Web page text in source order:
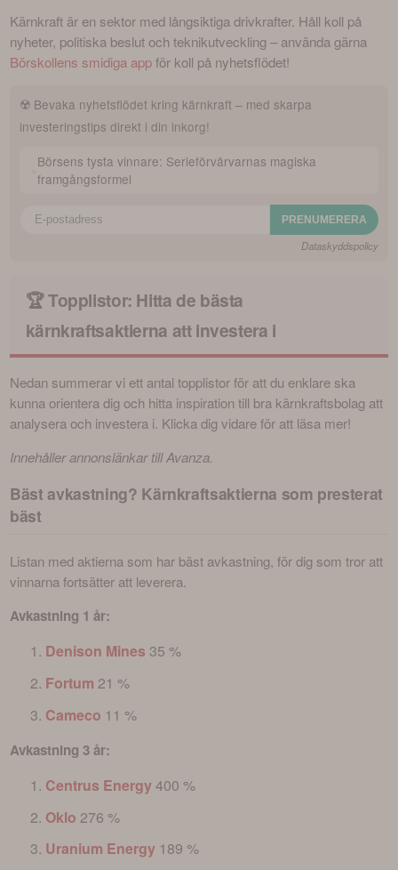
Kärnkraft är en sektor med långsiktiga drivkrafter. Håll koll på
Börskollens smidiga app för koll på nyhetsflödet!
☢️ Bevaka nyhetsflödet kring kärnkraft – med skarpa
investeringstips direkt i din inkorg!
Börsens tysta vinnare: Serieförvärvarnas magiska
framgångsformel
Dataskyddspolicy
🏆 Topplistor: Hitta de bästa
kärnkraftsaktierna att investera i
Nedan summerar vi ett antal topplistor för att du enklare ska
kunna orientera dig och hitta inspiration till bra kärnkraftsbolag att
analysera och investera i. Klicka dig vidare för att läsa mer!
Innehåller annonslänkar till Avanza.
Bäst avkastning? Kärnkraftsaktierna som presterat
bäst
Listan med aktierna som har bäst avkastning, för dig som tror att
vinnarna fortsätter att leverera.
Avkastning 1 år:
Denison Mines 35 %
Fortum 21 %
Cameco 11 %
Avkastning 3 år:
Centrus Energy400 %
Oklo 276 %
Uranium Energy 189 %